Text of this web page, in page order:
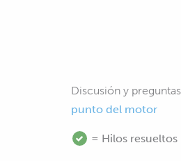
Discusión y
punto del motor
= Hilos resueltos